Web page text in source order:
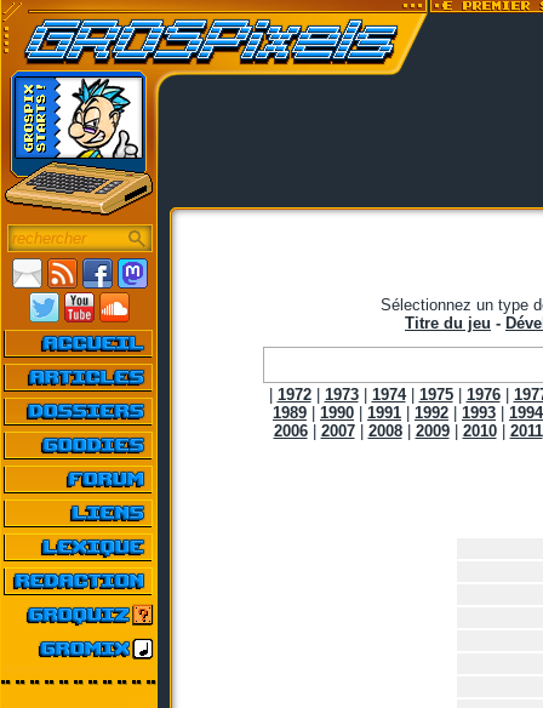
Sélectionnez un type
Titre du jeu -
1972| 1973| 1974| 1975| 1976|
1989
1990 1991 1992 1993
1994
2006| 2007| 2008| 2009| 2010| 2011